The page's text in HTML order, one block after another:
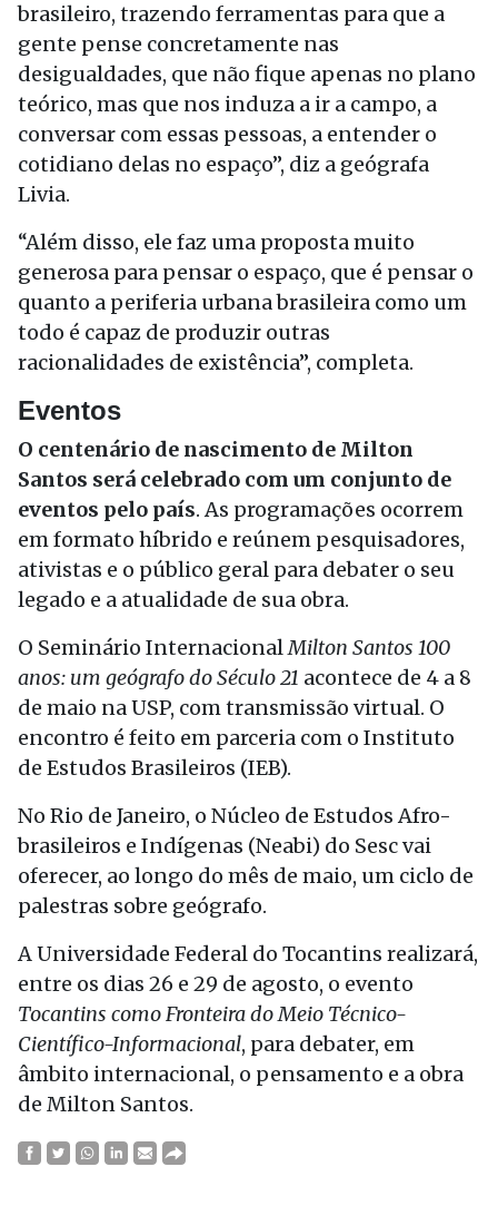
brasileiro, trazendo ferramentas para que a
gente pense concretamente nas
desigualdades, que não fique apenas no plano
teórico, mas que nos induza a ir a campo, a
conversar com essas pessoas, a entender o
cotidiano delas no espaço”, diz a geógrafa
Livia.
“Além disso, ele faz uma proposta muito
generosa para pensar o espaço, que é pensar o
quanto a periferia urbana brasileira como um
todo é capaz de produzir outras
racionalidades de existência”, completa.
Eventos
O centenário de nascimento de Milton
Santos será celebrado com um conjunto de
eventos pelo país. As programações ocorrem
em formato híbrido e reúnem pesquisadores,
ativistas e o público geral para debater o seu
legado e a atualidade de sua obra.
O Seminário InternacionalMilton Santos 100
anos: um geógrafo do Século 21 acontece de 4 a 8
de maio na USP, com transmissão virtual. O
encontro é feito em parceria com o Instituto
de Estudos Brasileiros (IEB).
No Rio de Janeiro, o Núcleo de Estudos Afro-
brasileiros e Indígenas (Neabi) do Sesc vai
oferecer, ao longo do mês de maio, um ciclo de
palestras sobre geógrafo.
A Universidade Federal do Tocantins realizará,
entre os dias 26 e 29 de agosto, o evento
Tocantins como Fronteira do Meio Técnico-
Científico-Informacional, para debater, em
âmbito internacional, o pensamento e a obra
de Milton Santos.